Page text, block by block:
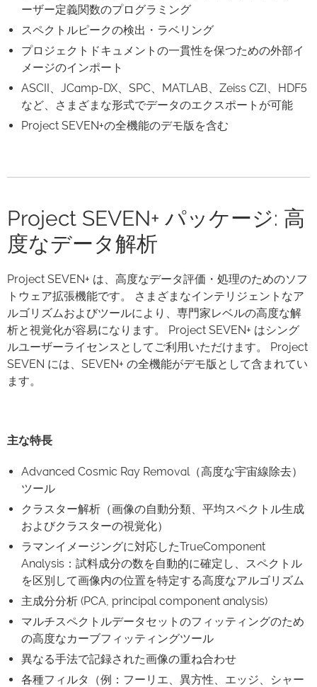
ーザー定義関数のプログラミング
スペクトルピークの検出・ラベリング
プロジェクトドキュメントの一貫性を保つための外部イ
メージのインポート
ASCII、JCamp-DX、SPC、MATLAB、Zeiss CZI、HDF5
など、さまざまな形式でデータのエクスポートが可能
Project SEVEN+の全機能のデモ版を含む
Project SEVEN+ パッケージ: 高
度なデータ解析
Project SEVEN+ は、高度なデータ評価・処理のためのソフ
トウェア拡張機能です。 さまざまなインテリジェントなア
ルゴリズムおよびツールにより、専門家レベルの高度な解
析と視覚化が容易になります。 Project SEVEN+ はシング
ルユーザーライセンスとしてご利用いただけます。 Project
SEVEN には、SEVEN+ の全機能がデモ版として含まれてい
ます。
主な特長
Advanced Cosmic Ray Removal（高度な宇宙線除去）
ツール
クラスター解析（画像の自動分類、平均スペクトル生成
およびクラスターの視覚化）
ラマンイメージングに対応したTrueComponent
Analysis：試料成分の数を自動的に確定し、スペクトル
を区別して画像内の位置を特定する高度なアルゴリズム
主成分分析 (PCA, principal component analysis)
マルチスペクトルデータセットのフィッティングのため
の高度なカーブフィッティングツール
異なる手法で記録された画像の重ね合わせ
各種フィルタ（例：フーリエ、異方性、エッジ、シャー